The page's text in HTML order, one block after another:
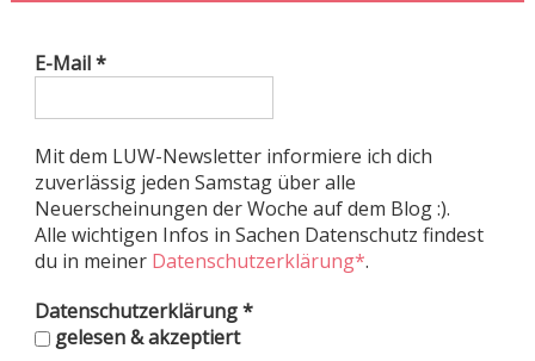
E-Mail*
Mit dem LUW-Newsletter informiere ich dich
zuverlässig jeden Samstag über alle
Neuerscheinungen der Woche auf dem Blog :).
Alle wichtigen Infos in Sachen Datenschutz findest
du in meiner Datenschutzerklärung*.
Datenschutzerklärung*
gelesen & akzeptiert